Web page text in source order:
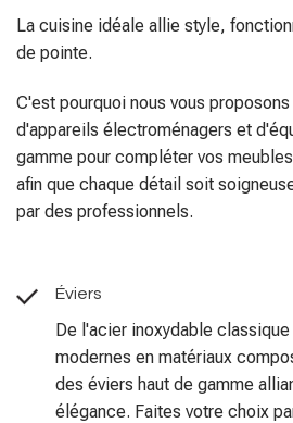
La cuisine idéale allie style,
de pointe.
C'est pourquoi nous vous
d'appareils électroménagers et
gamme pour compléter vos
afin que chaque détail soit
par des professionnels.
Éviers
De l'acier inoxydable
modernes en matériaux
des éviers haut de gamme
élégance. Faites votre choix